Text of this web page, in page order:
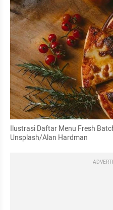
Ilustrasi Daftar Menu Fresh
Unsplash/Alan Hardman